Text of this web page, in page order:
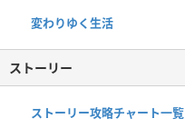
変わりゆく生活
ストーリー
ストーリー攻略チャート一覧